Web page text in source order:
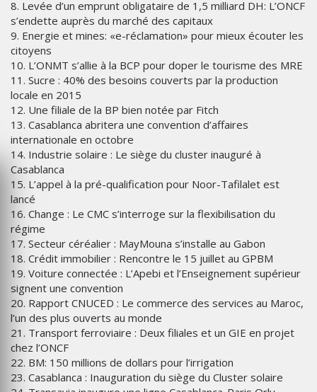
8. Levée d’un emprunt obligataire de 1,5 milliard DH: L’ONCF
s’endette auprès du marché des capitaux
9. Energie et mines: «e-réclamation» pour mieux écouter les
citoyens
10. L’ONMT s’allie à la BCP pour doper le tourisme des MRE
11. Sucre : 40% des besoins couverts par la production
locale en 2015
12. Une filiale de la BP bien notée par Fitch
13. Casablanca abritera une convention d’affaires
internationale en octobre
14. Industrie solaire : Le siège du cluster inauguré à
Casablanca
15. L’appel à la pré-qualification pour Noor-Tafilalet est
lancé
16. Change : Le CMC s’interroge sur la flexibilisation du
régime
17. Secteur céréalier : MayMouna s’installe au Gabon
18. Crédit immobilier : Rencontre le 15 juillet au GPBM
19. Voiture connectée : L’Apebi et l’Enseignement supérieur
signent une convention
20. Rapport CNUCED : Le commerce des services au Maroc,
l’un des plus ouverts au monde
21. Transport ferroviaire : Deux filiales et un GIE en projet
chez l’ONCF
22. BM: 150 millions de dollars pour l’irrigation
23. Casablanca : Inauguration du siège du Cluster solaire